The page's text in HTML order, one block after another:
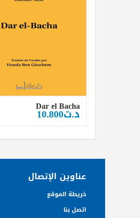
Dar el Bacha
د.ت10.800
عناوين الإتصال
خريطة الموقع
اتصل بنا